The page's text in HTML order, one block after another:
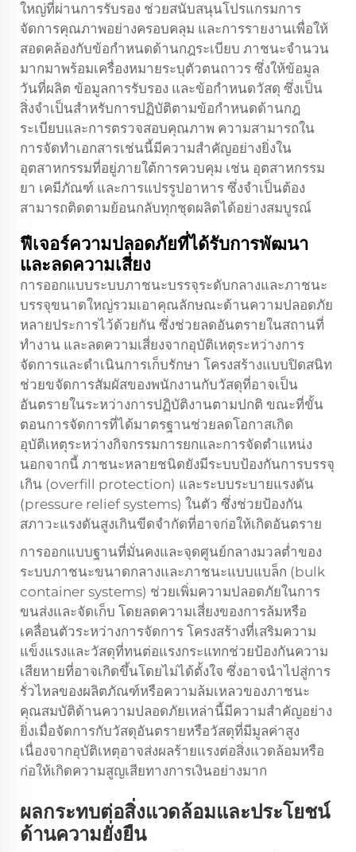
ใหญ่ที่ผ่านการรับรอง ช่วยสนับสนุนโปรแกรมการ
จัดการคุณภาพอย่างครอบคลุม และการรายงานเพื่อให้
สอดคล้องกับข้อกำหนดด้านกฎระเบียบ ภาชนะจำนวน
มากมาพร้อมเครื่องหมายระบุตัวตนถาวร ซึ่งให้ข้อมูล
วันที่ผลิต ข้อมูลการรับรอง และข้อกำหนดวัสดุ ซึ่งเป็น
สิ่งจำเป็นสำหรับการปฏิบัติตามข้อกำหนดด้านกฎ
ระเบียบและการตรวจสอบคุณภาพ ความสามารถใน
การจัดทำเอกสารเช่นนี้มีความสำคัญอย่างยิ่งใน
อุตสาหกรรมที่อยู่ภายใต้การควบคุม เช่น อุตสาหกรรม
ยา เคมีภัณฑ์ และการแปรรูปอาหาร ซึ่งจำเป็นต้อง
สามารถติดตามย้อนกลับทุกชุดผลิตได้อย่างสมบูรณ์
ฟีเจอร์ความปลอดภัยที่ได้รับการพัฒนา
และลดความเสี่ยง
การออกแบบระบบภาชนะบรรจุระดับกลางและภาชนะ
บรรจุขนาดใหญ่รวมเอาคุณลักษณะด้านความปลอดภัย
หลายประการไว้ด้วยกัน ซึ่งช่วยลดอันตรายในสถานที่
ทำงาน และลดความเสี่ยงจากอุบัติเหตุระหว่างการ
จัดการและดำเนินการเก็บรักษา โครงสร้างแบบปิดสนิท
ช่วยขจัดการสัมผัสของพนักงานกับวัสดุที่อาจเป็น
อันตรายในระหว่างการปฏิบัติงานตามปกติ ขณะที่ขั้น
ตอนการจัดการที่ได้มาตรฐานช่วยลดโอกาสเกิด
อุบัติเหตุระหว่างกิจกรรมการยกและการจัดตำแหน่ง
นอกจากนี้ ภาชนะหลายชนิดยังมีระบบป้องกันการบรรจุ
เกิน (overfill protection) และระบบระบายแรงดัน
(pressure relief systems) ในตัว ซึ่งช่วยป้องกัน
สภาวะแรงดันสูงเกินขีดจำกัดที่อาจก่อให้เกิดอันตราย
การออกแบบฐานที่มั่นคงและจุดศูนย์กลางมวลต่ำของ
ระบบภาชนะขนาดกลางและภาชนะแบบแบล็ก (bulk
container systems) ช่วยเพิ่มความปลอดภัยในการ
ขนส่งและจัดเก็บ โดยลดความเสี่ยงของการล้มหรือ
เคลื่อนตัวระหว่างการจัดการ โครงสร้างที่เสริมความ
แข็งแรงและวัสดุที่ทนต่อแรงกระแทกช่วยป้องกันความ
เสียหายที่อาจเกิดขึ้นโดยไม่ได้ตั้งใจ ซึ่งอาจนำไปสู่การ
รั่วไหลของผลิตภัณฑ์หรือความล้มเหลวของภาชนะ
คุณสมบัติด้านความปลอดภัยเหล่านี้มีความสำคัญอย่าง
ยิ่งเมื่อจัดการกับวัสดุอันตรายหรือวัสดุที่มีมูลค่าสูง
เนื่องจากอุบัติเหตุอาจส่งผลร้ายแรงต่อสิ่งแวดล้อมหรือ
ก่อให้เกิดความสูญเสียทางการเงินอย่างมาก
ผลกระทบต่อสิ่งแวดล้อมและประโยชน์
ด้านความยั่งยืน